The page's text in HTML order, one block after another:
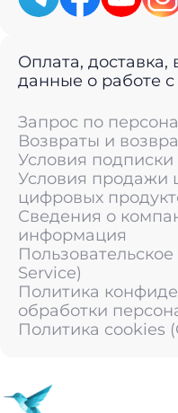
Оплата, доставка,
данные о работе
Запрос по
Возвраты и
Условия подписки
Условия продажи
цифровых
Сведения о
информация
Service)
Политика
обработки
Политика cookies